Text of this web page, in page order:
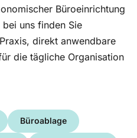
Büroeinrichtung
bei uns finden Sie
direkt anwendbare
die tägliche Organisation
Büroablage